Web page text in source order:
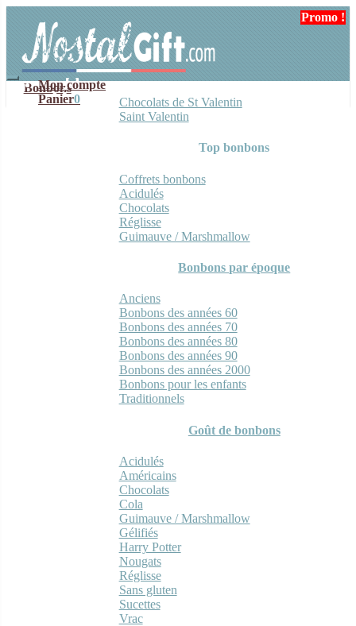
navigation
contenu
Mon compte
Panier0
Bonbons
Chocolats de St Valentin
Saint Valentin
Top bonbons
Coffrets bonbons
Acidulés
Chocolats
Réglisse
Guimauve / Marshmallow
Bonbons par époque
Anciens
Bonbons des années 60
Bonbons des années 70
Bonbons des années 80
Bonbons des années 90
Bonbons des années 2000
Bonbons pour les enfants
Traditionnels
Goût de bonbons
Acidulés
Américains
Chocolats
Cola
Guimauve / Marshmallow
Gélifiés
Harry Potter
Nougats
Réglisse
Sans gluten
Sucettes
Vrac
Promo !
Promo !
Promo !
Promo !
Promo !